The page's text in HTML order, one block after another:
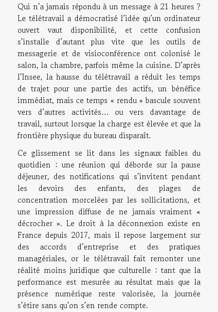
Qui n’a jamais répondu à un message à 21 heures ?
Le télétravail a démocratisé l’idée qu’un ordinateur
ouvert vaut disponibilité, et cette confusion
s’installe d’autant plus vite que les outils de
messagerie et de visioconférence ont colonisé le
salon, la chambre, parfois même la cuisine. D’après
l’Insee, la hausse du télétravail a réduit les temps
de trajet pour une partie des actifs, un bénéfice
immédiat, mais ce temps « rendu » bascule souvent
vers d’autres activités… ou vers davantage de
travail, surtout lorsque la charge est élevée et que la
frontière physique du bureau disparaît.
Ce glissement se lit dans les signaux faibles du
quotidien : une réunion qui déborde sur la pause
déjeuner, des notifications qui s’invitent pendant
les devoirs des enfants, des plages de
concentration morcelées par les sollicitations, et
une impression diffuse de ne jamais vraiment «
décrocher ». Le droit à la déconnexion existe en
France depuis 2017, mais il repose largement sur
des accords d’entreprise et des pratiques
managériales, or le télétravail fait remonter une
réalité moins juridique que culturelle : tant que la
performance est mesurée au résultat mais que la
présence numérique reste valorisée, la journée
s’étire sans qu’on s’en rende compte.